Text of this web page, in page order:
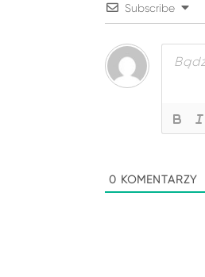
Subscribe
0 KOMENTARZY